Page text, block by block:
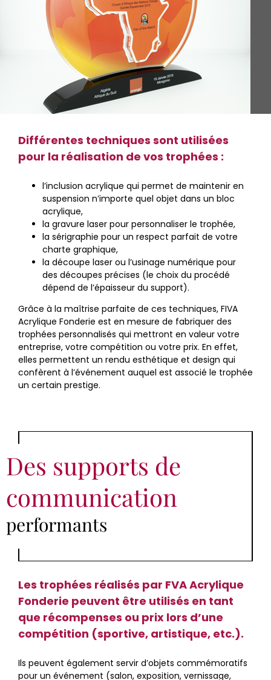
Différentes techniques sont utilisées
pour la réalisation de vos trophées :
l’inclusion acrylique qui permet de maintenir en
suspension n’importe quel objet dans un bloc
acrylique,
la gravure laser pour personnaliser le trophée,
la sérigraphie pour un respect parfait de votre
charte graphique,
la découpe laser ou l’usinage numérique pour
des découpes précises (le choix du procédé
dépend de l’épaisseur du support).
Grâce à la maîtrise parfaite de ces techniques, FIVA
Acrylique Fonderie est en mesure de fabriquer des
trophées personnalisés qui mettront en valeur votre
entreprise, votre compétition ou votre prix. En effet,
elles permettent un rendu esthétique et design qui
confèrent à l’événement auquel est associé le trophée
un certain prestige.
Des supports de
communication
performants
Les trophées réalisés par FVA Acrylique
Fonderie peuvent être utilisés en tant
que récompenses ou prix lors d’une
compétition (sportive, artistique, etc.).
Ils peuvent également servir d’objets commémoratifs
pour un événement (salon, exposition, vernissage,